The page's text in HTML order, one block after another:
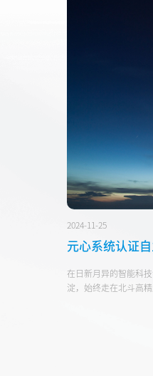
2024-11-25
元心系统认证
在日新月异的智能科
淀，始终走在北斗高